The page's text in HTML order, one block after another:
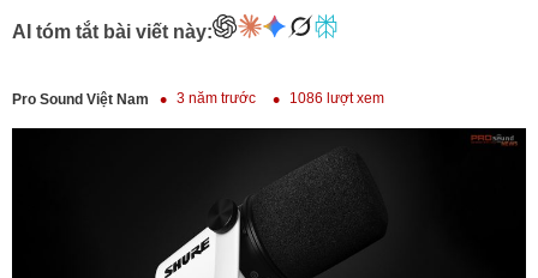
AI tóm tắt bài viết này:
Pro Sound Việt Nam 3 năm trước 1086 lượt xem